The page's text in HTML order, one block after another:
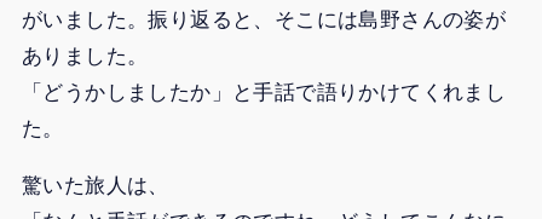
がいました。振り返ると、そこには島野さんの姿が
ありました。
「どうかしましたか」と手話で語りかけてくれまし
た。
驚いた旅人は、